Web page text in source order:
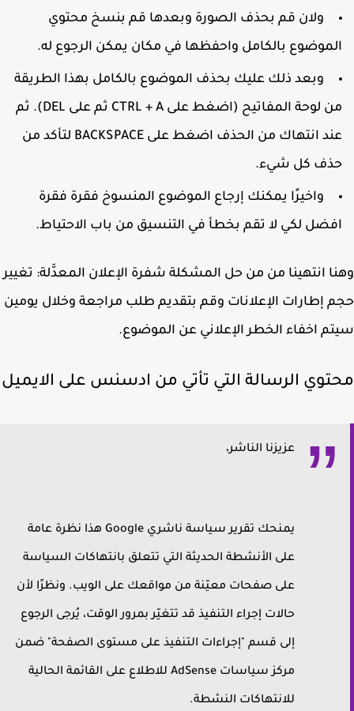
ولان قم بحذف الصورة وبعدها قم بنسخ محتوي
بالكامل واحفظها في مكان يمكن الرجوع له.
وبعد ذلك عليك بحذف الموضوع بالكامل بهذا الطريقة
من لوحة المفاتيح (اضغط على CTRL + A ثم على DEL). ثم
عند انتهاك من الحذف اضغط على BACKSPACE لتأكد من
كل شيء.
واخيرًا يمكنك إرجاع الموضوع المنسوخ فقرة فقرة
لكي لا تقم بخطأ في التنسيق من باب الاحتياط.
انتهينا من من حل المشكلة شفرة الإعلان المعدَّلة: تغيير
إطارات الإعلانات وقم بتقديم طلب مراجعة وخلال يومين
اخفاء الخطر الإعلاني عن الموضوع.
الرسالة التي تأتي من ادسنس على الايميل
عزيزنا الناشر،
يمنحك تقرير سياسة ناشري Google هذا نظرة عامة
على الأنشطة الحديثة التي تتعلق بانتهاكات السياسة
على صفحات معيّنة من مواقعك على الويب. ونظرًا لأن
حالات إجراء التنفيذ قد تتغيّر بمرور الوقت، يُرجى الرجوع
إلى قسم "إجراءات التنفيذ على مستوى الصفحة" ضمن
مركز سياسات AdSense‏ للاطلاع على القائمة الحالية
للانتهاكات النشطة.